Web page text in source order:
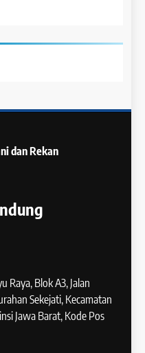
dan Rekan
Raya, Blok A3, Jalan
Sekejati, Kecamatan
Jawa Barat, Kode Pos